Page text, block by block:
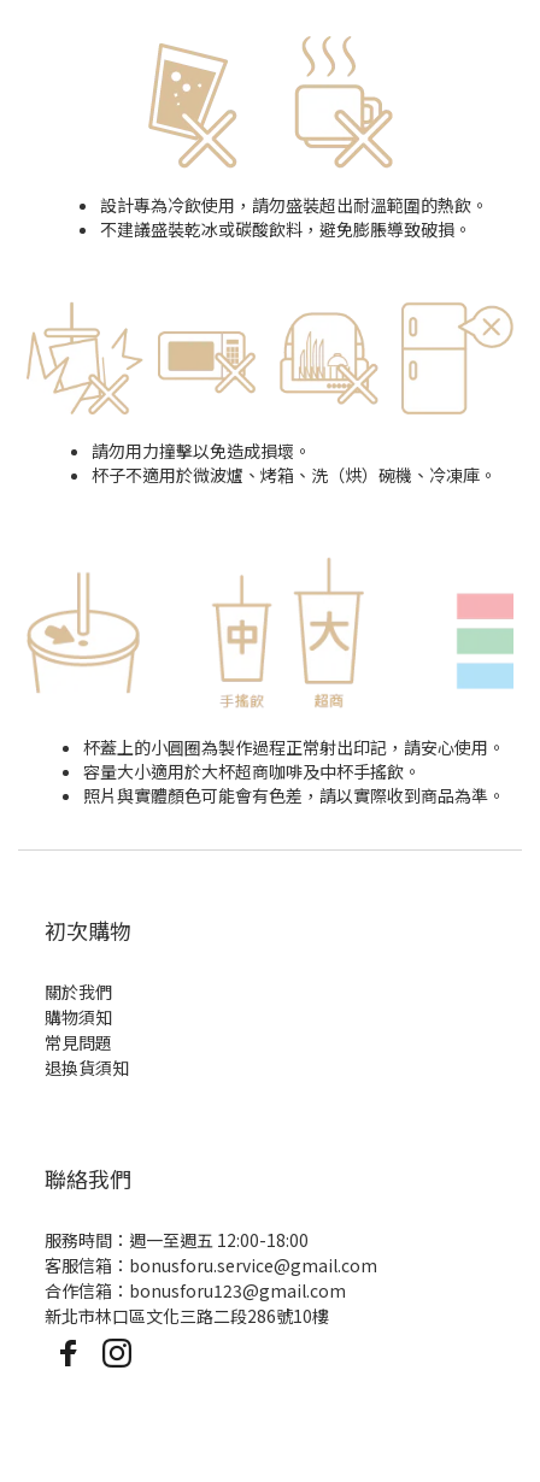
設計專為冷飲使用，請勿盛裝超出耐溫範圍的熱飲。
不建議盛裝乾冰或碳酸飲料，避免膨脹導致破損。
請勿用力撞擊以免造成損壞。
杯子不適用於微波爐、烤箱、洗（烘）碗機、冷凍庫。
杯蓋上的小圓圈為製作過程正常射出印記，請安心使用。
容量大小適用於大杯超商咖啡及中杯手搖飲。
照片與實體顏色可能會有色差，請以實際收到商品為準。
初次購物
關於我們
購物須知
常見問題
退換貨須知
聯絡我們
服務時間：週一至週五 12:00-18:00
客服信箱：bonusforu.service@gmail.com
合作信箱：bonusforu123@gmail.com
新北市林口區文化三路二段286號10樓